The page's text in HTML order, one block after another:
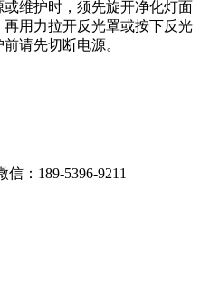
维护时，须先旋开净化灯面
用力拉开反光罩或按下反光
请先切断电源。
：189-5396-9211